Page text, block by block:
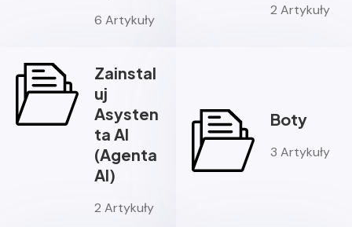
6 Artykuły
2 Artykuły
Zainstal
uj
Asysten
ta AI
(Agenta
AI)
2 Artykuły
Boty
3 Artykuły